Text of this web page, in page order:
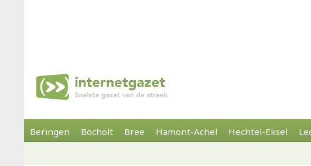
Beringen Bocholt Bree Hamont-Achel Hechtel-Eksel